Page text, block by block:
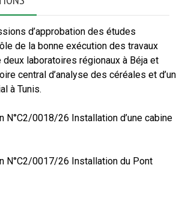
d’approbation des études
de la bonne exécution des travaux
deux laboratoires régionaux à Béja et
central d’analyse des céréales et d’un
à Tunis.
N°C2/0018/26 Installation d’une cabine
N°C2/0017/26 Installation du Pont